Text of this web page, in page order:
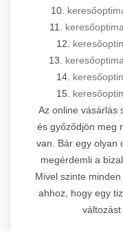
10.
11.
12.
13.
14.
15.
Az online vásárlás
és győződjön meg
van. Bár egy olyan
megérdemli a
Mivel szinte
ahhoz, hogy egy